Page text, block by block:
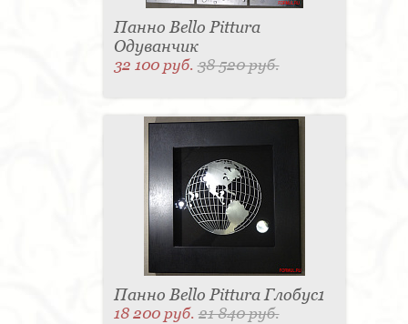
Панно Bello Pittura
Одуванчик
32 100 руб.38 520 руб.
Панно Bello Pittura Глобус1
18 200 руб.21 840 руб.